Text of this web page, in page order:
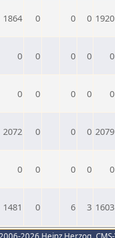
1864 0 0 0 1920
0 0 0 0 0
0 0 0 0 0
2072 0 0 0 2079
0 0 0 0 0
1481 0 6 3 1603